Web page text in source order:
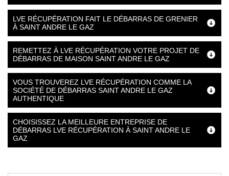
LVE RÉCUPÉRATION FAIT LE DÉBARRAS DE GRENIER
À SAINT ANDRE LE GAZ
REMETTEZ À LVE RÉCUPÉRATION VOTRE PROJET DE
DÉBARRAS DE MAISON SAINT ANDRE LE GAZ
VOUS TROUVEREZ LVE RÉCUPÉRATION COMME LA
SOCIÉTÉ DE DÉBARRAS SAINT ANDRE LE GAZ
AUTHENTIQUE
CHOISISSEZ LA MEILLEURE ENTREPRISE DE
DÉBARRAS LVE RÉCUPÉRATION À SAINT ANDRE LE
GAZ